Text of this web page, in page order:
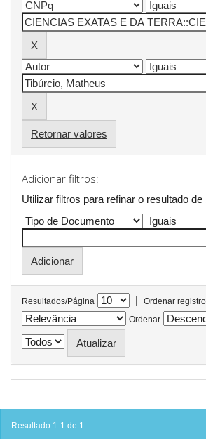
Retornar valores
Adicionar filtros:
Utilizar filtros para refinar o resultado de
Resultados/Página |
Ordenar
Ordenar
Resultado 1-1 de 1.